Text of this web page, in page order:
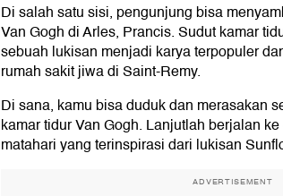
Di salah satu sisi, pengunjung bisa
Van Gogh di Arles, Prancis. Sudut kamar
sebuah lukisan menjadi karya terpopuler
rumah sakit jiwa di Saint-Remy.
Di sana, kamu bisa duduk dan merasakan
kamar tidur Van Gogh. Lanjutlah berjalan
matahari yang terinspirasi dari lukisan
ADVERTISEMENT